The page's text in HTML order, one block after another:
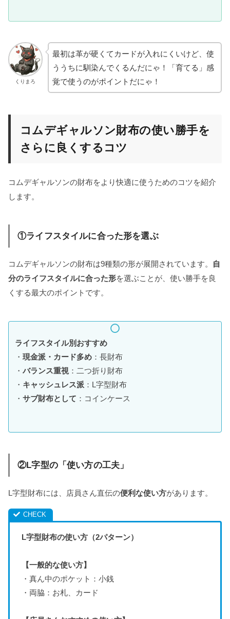
くりまろ
最初は革が硬くてカードが入れにくいけど、使
ううちに馴染んでくるんだにゃ！「育てる」感
覚で使うのがポイントだにゃ！
コムデギャルソン財布の使い勝手を
さらに良くするコツ
コムデギャルソンの財布をより快適に使うためのコツを紹介
します。
①ライフスタイルに合った形を選ぶ
コムデギャルソンの財布は9種類の形が展開されています。
自
分のライフスタイルに合った形を選ぶことが、使い勝手を良
くする最大のポイントです。
ライフスタイル別おすすめ
・ 現金派・カード多め ：長財布
・ バランス重視 ：二つ折り財布
・ キャッシュレス派 ：L字型財布
・ サブ財布として ：コインケース
②L字型の「使い方の工夫」
L字型財布には、店員さん直伝の便利な使い方があります。
L字型財布の使い方（2パターン）
【一般的な使い方】
・真ん中のポケット：小銭
・両脇：お札、カード